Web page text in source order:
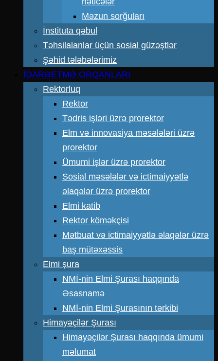
Məzun sorğuları
İnstituta qəbul
Təhsilalanlar üçün sosial güzəştlər
Şəhid tələbələrimiz
İDARƏETMƏ ORQANLARI
Rektorluq
Rektor
Tədris işləri üzrə prorektor
Elm və innovasiya məsələləri üzrə
prorektor
Ümumi işlər üzrə prorektor
Sosial məsələlər və ictimaiyyətlə
əlaqələr üzrə prorektor
Elmi katib
Rektor köməkçisi
Mətbuat və ictimaiyyətlə əlaqələr üzrə
baş mütəxəssis
Elmi şura
NMİ-nin Elmi Şurası haqqında
Əsasnamə
NMİ-nin Elmi Şurasının tərkibi
Himayəçilər Şurası
Himayəçilər Şurası haqqında ümumi
məlumat